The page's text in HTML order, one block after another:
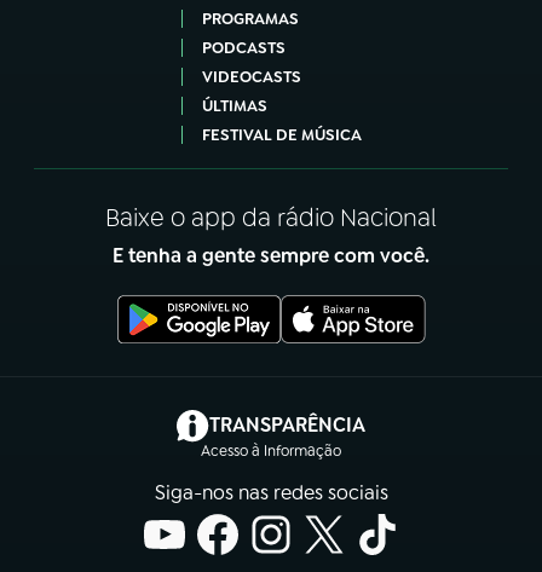
PROGRAMAS
PODCASTS
VIDEOCASTS
ÚLTIMAS
FESTIVAL DE MÚSICA
Baixe o app da rádio Nacional
E tenha a gente sempre com você.
TRANSPARÊNCIA
Acesso à Informação
(abre em nova aba)
Siga-nos nas redes sociais